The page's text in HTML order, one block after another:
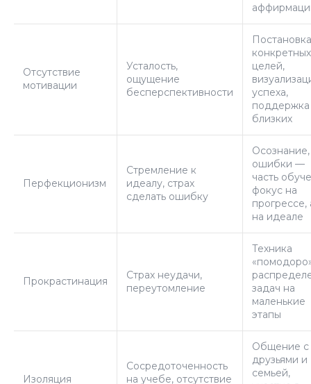
Отсутствие
мотивации
Усталость,
ощущение
бесперспективности
Постановка
конкретных
целей,
успеха,
поддержка
близких
Перфекционизм
Стремление к
идеалу, страх
сделать ошибку
Осознание,
ошибки —
часть
фокус на
прогрессе,
на идеале
Прокрастинация
Страх неудачи,
переутомление
Техника
задач на
маленькие
этапы
Изоляция
Сосредоточенность
на учебе, отсутствие
Общение с
друзьями и
семьей,